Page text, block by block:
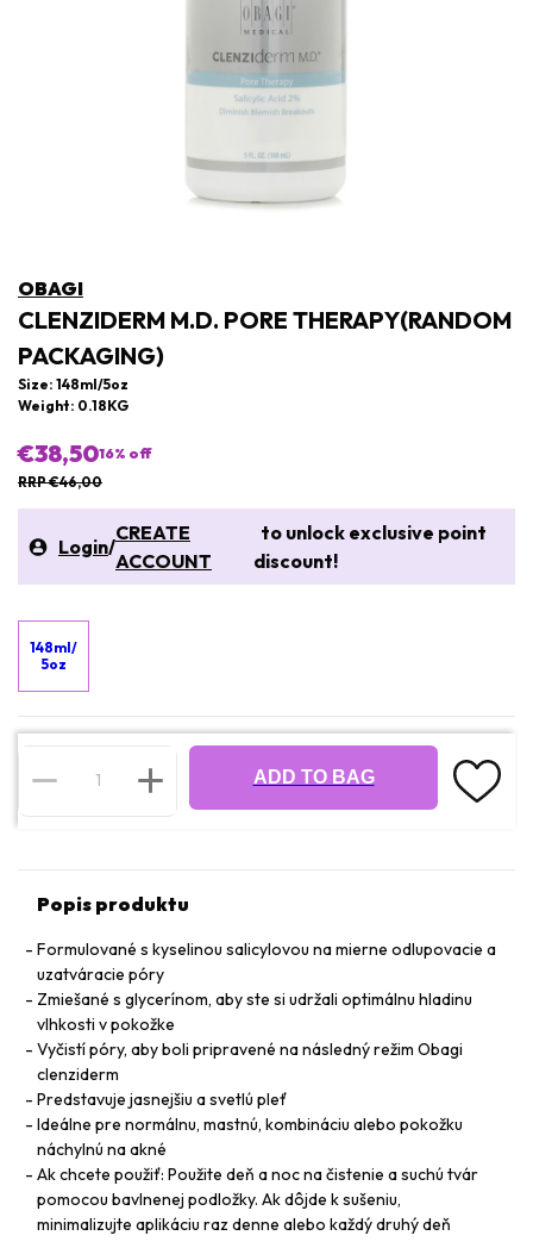
OBAGI
CLENZIDERM M.D. PORE THERAPY(RANDOM
PACKAGING)
Size: 148ml/5oz
Weight: 0.18KG
€38,5016% off
RRP €46,00
Login/
CREATE
ACCOUNT
to unlock exclusive point
discount!
148ml/
5oz
ADD TO BAG
Popis produktu
Formulované s kyselinou salicylovou na mierne odlupovacie a
uzatváracie póry
Zmiešané s glycerínom, aby ste si udržali optimálnu hladinu
vlhkosti v pokožke
Vyčistí póry, aby boli pripravené na následný režim Obagi
clenziderm
Predstavuje jasnejšiu a svetlú pleť
Ideálne pre normálnu, mastnú, kombináciu alebo pokožku
náchylnú na akné
Ak chcete použiť: Použite deň a noc na čistenie a suchú tvár
pomocou bavlnenej podložky. Ak dôjde k sušeniu,
minimalizujte aplikáciu raz denne alebo každý druhý deň